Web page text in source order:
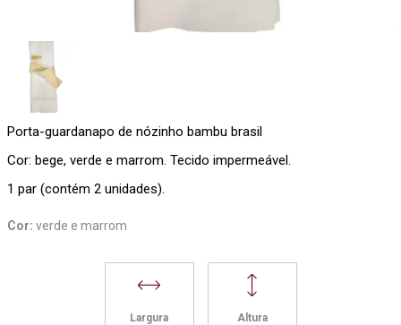
Porta-guardanapo de nózinho bambu brasil
Cor: bege, verde e marrom. Tecido impermeável.
1 par (contém 2 unidades).
Cor: verde e marrom
Largura
Altura